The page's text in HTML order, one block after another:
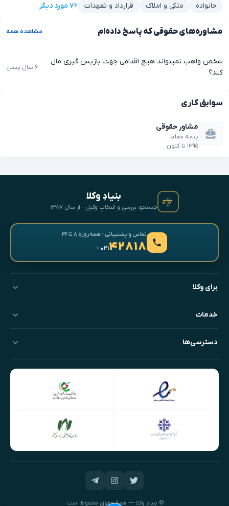
خانواده ملکی و املاک قرارداد و تعهدات +۷ مورد دیگر
مشاوره‌های حقوقی که پاسخ داده‌ام مشاهده همه
شخص واهب نمیتواند هیچ اقدامی جهت بازپس گیری مال
کند؟
۶ سال پیش
سوابق کاری
مشاور حقوقی
بیمه معلم
۱۳۹۵ تا کنون
بنیادِ وکلا
جستجو، بررسی و انتخابِ وکیل · از سال ۱۳۸۷
تماس و پشتیبانی · همه‌روزه ۸ تا ۲۴
۴۲۸۱۸- ۰۲۱
برای وکلا
خدمات
دسترسی‌ها
© بنیادِ وکلا — همهٔ حقوق محفوظ است.